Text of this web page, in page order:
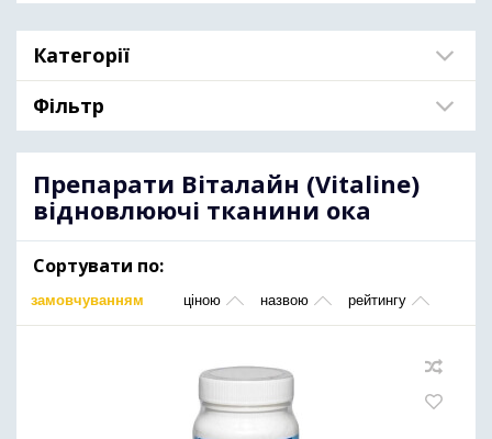
Категорії
Фільтр
Препарати Віталайн (Vitaline)
відновлюючі тканини ока
Сортувати по:
замовчуванням ціною назвою рейтингу